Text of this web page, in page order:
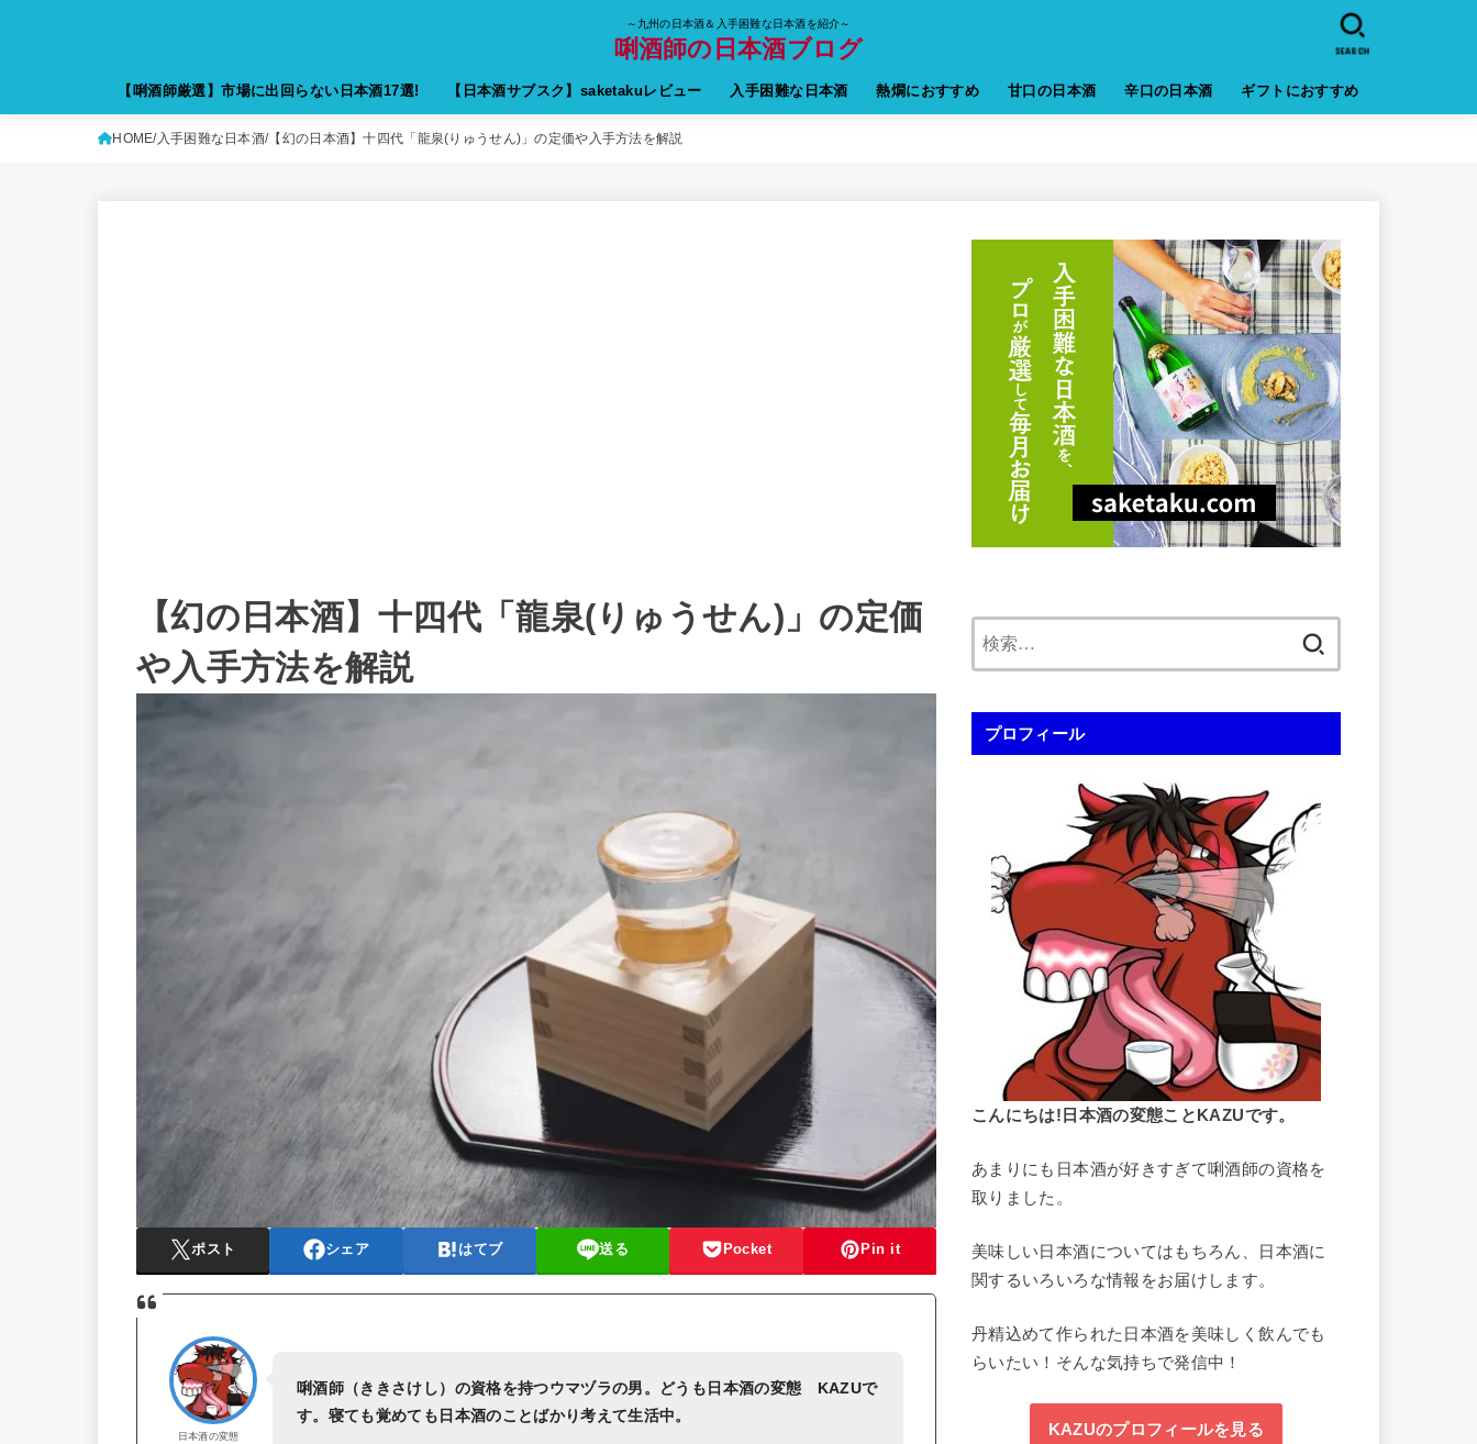
～九州の日本酒＆入手困難な日本酒を紹介～
唎酒師の日本酒ブログ
【唎酒師厳選】市場に出回らない日本酒17選! 【日本酒サブスク】saketakuレビュー 入手困難な日本酒 熱燗におすすめ 甘口の日本酒 辛口の日本酒 ギフトにおすすめ
SEARCH
HOME 入手困難な日本酒 【幻の日本酒】十四代「龍泉(りゅうせん)」の定価や入手方法を解説
【幻の日本酒】十四代「龍泉(りゅうせん)」の定価
や入手方法を解説
ポスト シェア はてブ 送る Pocket Pin it
日本酒の変態
唎酒師（ききさけし）の資格を持つウマヅラの男。どうも日本酒の変態 KAZUで
す。寝ても覚めても日本酒のことばかり考えて生活中。
プロフィール
こんにちは!日本酒の変態ことKAZUです。
あまりにも日本酒が好きすぎて唎酒師の資格を
取りました。
美味しい日本酒についてはもちろん、日本酒に
関するいろいろな情報をお届けします。
丹精込めて作られた日本酒を美味しく飲んでも
らいたい！そんな気持ちで発信中！
KAZUのプロフィールを見る